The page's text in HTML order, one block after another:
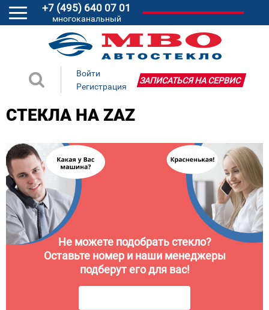
+7 (495) 640 07 01
многоканальный
Войти
Регистрация
ЗАПИСАТЬСЯ НА СЕРВИС
СТЕКЛА НА ZAZ
Не можете подобрать стекло?
Оставьте номер и наши менеджеры
подберут его для вас!